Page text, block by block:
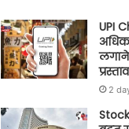
UPI
लगाने
प्रस्ताव
2